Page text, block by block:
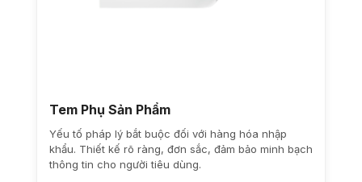
Tem Phụ Sản Phẩm
Yếu tố pháp lý bắt buộc đối với hàng hóa nhập
khẩu. Thiết kế rõ ràng, đơn sắc, đảm bảo minh bạch
thông tin cho người tiêu dùng.